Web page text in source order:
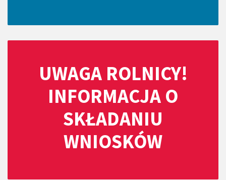
UWAGA ROLNICY!
INFORMACJA O
SKŁADANIU
WNIOSKÓW